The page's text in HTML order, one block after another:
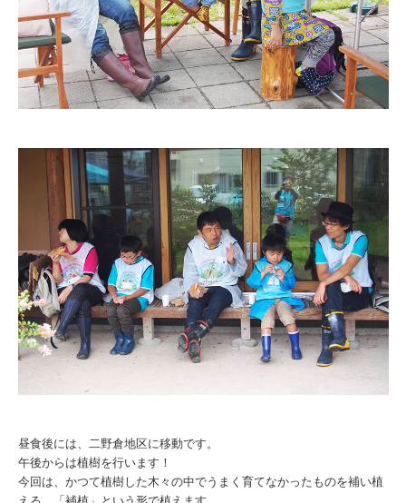
昼食後には、二野倉地区に移動です。
午後からは植樹を行います！
今回は、かつて植樹した木々の中でうまく育てなかったものを補い植